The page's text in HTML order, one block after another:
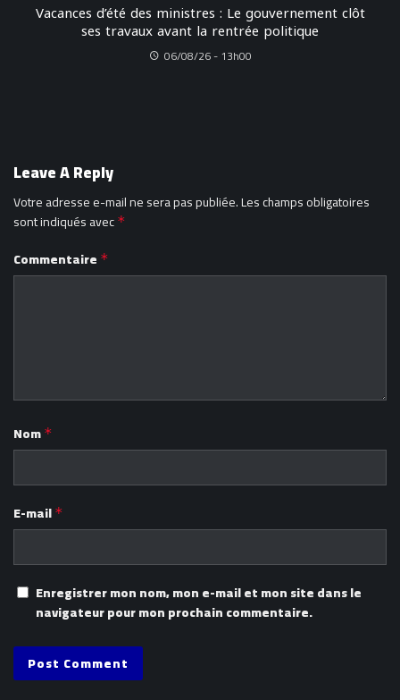
Vacances d’été des ministres : Le gouvernement clôt
ses travaux avant la rentrée politique
06/08/26 - 13h00
Leave A Reply
Votre adresse e-mail ne sera pas publiée.Les champs obligatoires
sont indiqués avec *
Commentaire *
Nom *
E-mail *
Enregistrer mon nom, mon e-mail et mon site dans le
navigateur pour mon prochain commentaire.